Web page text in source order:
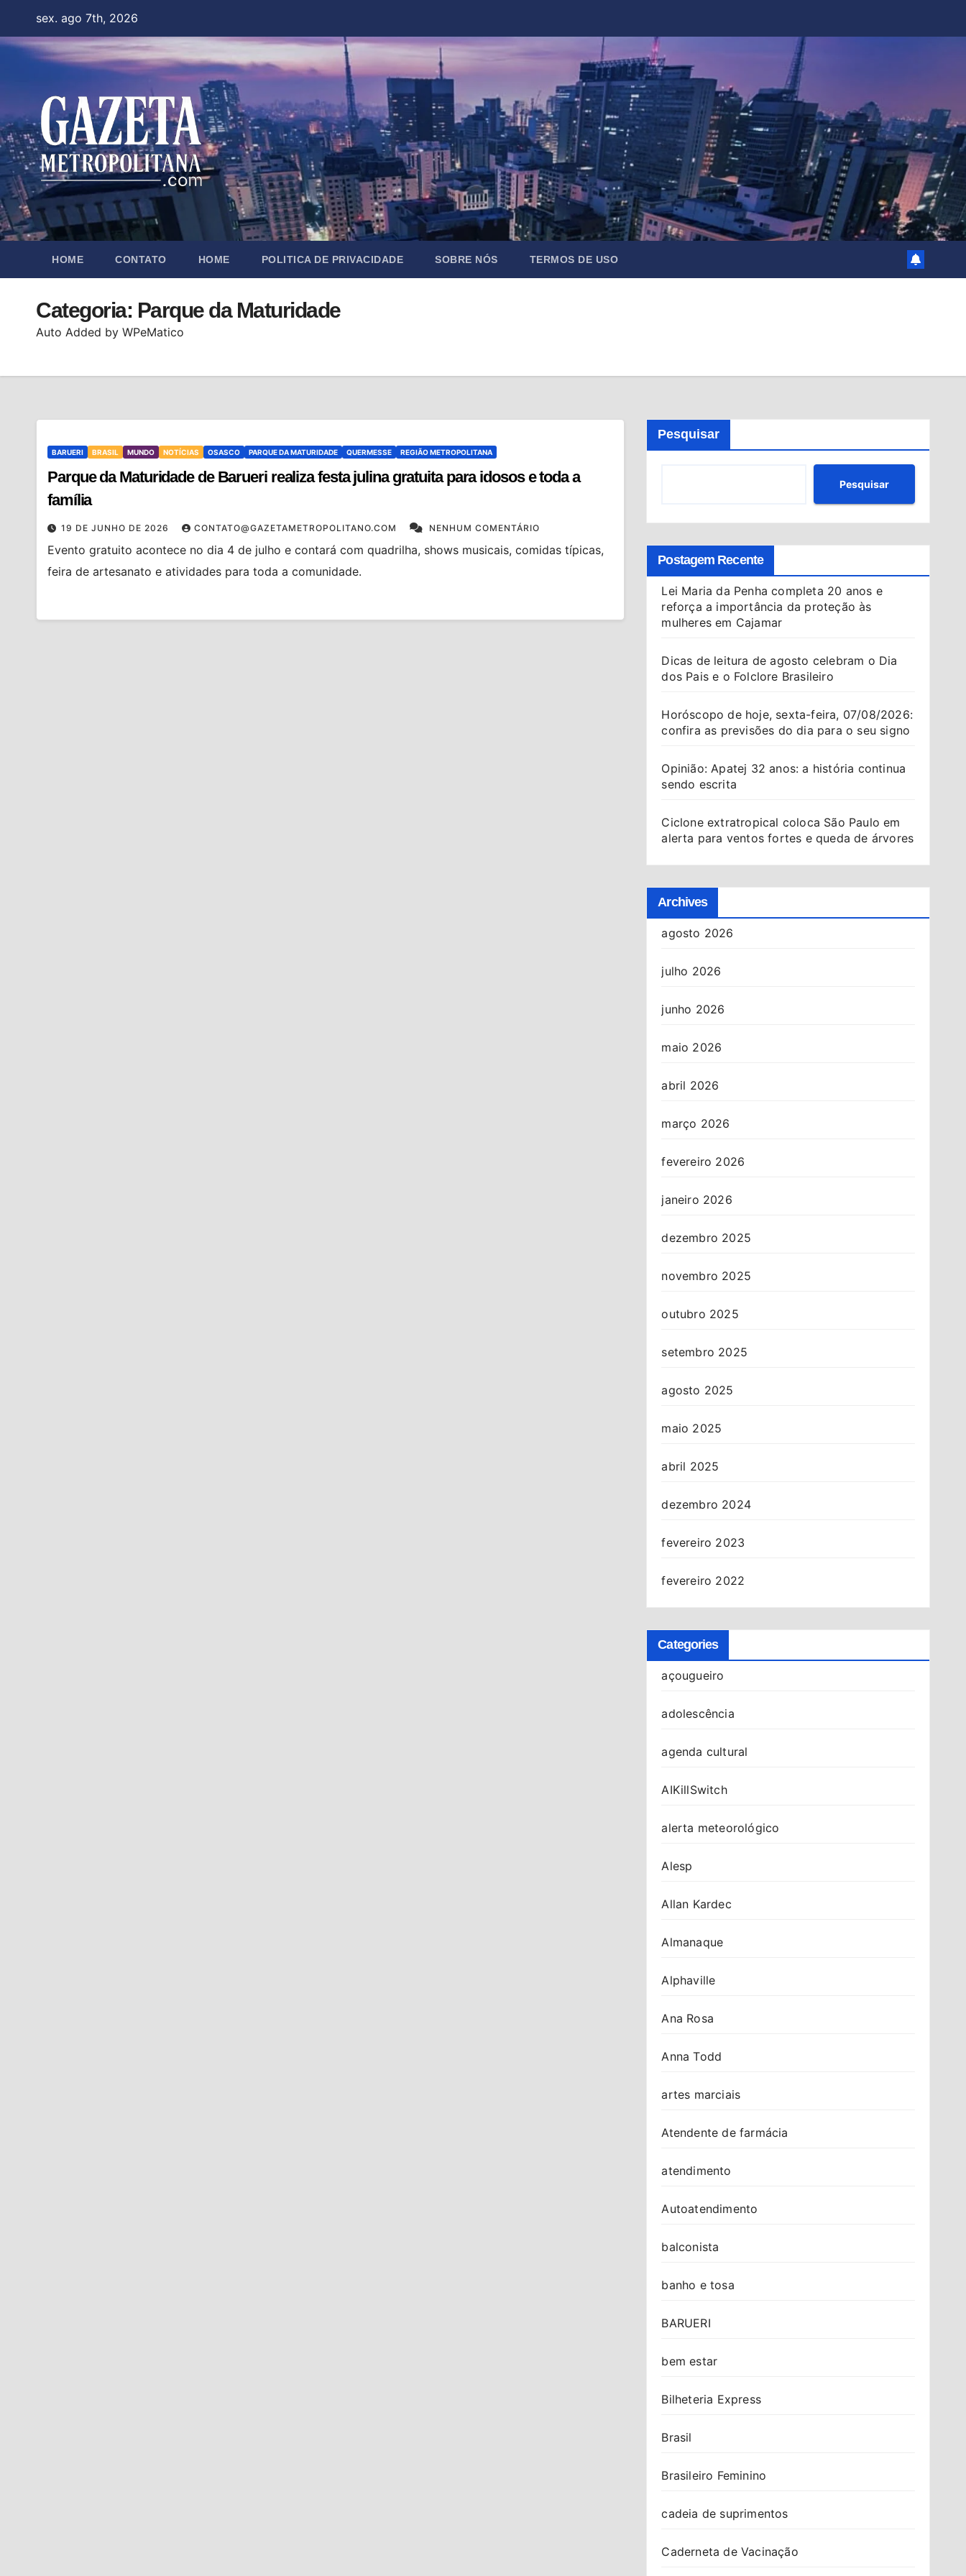
content
sex. ago 7th, 2026
HOME CONTATO HOME POLITICA DE PRIVACIDADE SOBRE NÓS TERMOS DE USO
Categoria: Parque da Maturidade
Auto Added by WPeMatico
BARUERI BRASIL MUNDO NOTÍCIAS OSASCO PARQUE DA MATURIDADE QUERMESSE REGIÃO METROPOLITANA
Parque da Maturidade de Barueri realiza festa julina gratuita para idosos e toda a
família
19 DE JUNHO DE 2026 CONTATO@GAZETAMETROPOLITANO.COM NENHUM COMENTÁRIO
Evento gratuito acontece no dia 4 de julho e contará com quadrilha, shows musicais, comidas típicas,
feira de artesanato e atividades para toda a comunidade.
Pesquisar
Pesquisar
Postagem Recente
Lei Maria da Penha completa 20 anos e
reforça a importância da proteção às
mulheres em Cajamar
Dicas de leitura de agosto celebram o Dia
dos Pais e o Folclore Brasileiro
Horóscopo de hoje, sexta-feira, 07/08/2026:
confira as previsões do dia para o seu signo
Opinião: Apatej 32 anos: a história continua
sendo escrita
Ciclone extratropical coloca São Paulo em
alerta para ventos fortes e queda de árvores
Archives
agosto 2026
julho 2026
junho 2026
maio 2026
abril 2026
março 2026
fevereiro 2026
janeiro 2026
dezembro 2025
novembro 2025
outubro 2025
setembro 2025
agosto 2025
maio 2025
abril 2025
dezembro 2024
fevereiro 2023
fevereiro 2022
Categories
açougueiro
adolescência
agenda cultural
AIKillSwitch
alerta meteorológico
Alesp
Allan Kardec
Almanaque
Alphaville
Ana Rosa
Anna Todd
artes marciais
Atendente de farmácia
atendimento
Autoatendimento
balconista
banho e tosa
BARUERI
bem estar
Bilheteria Express
Brasil
Brasileiro Feminino
cadeia de suprimentos
Caderneta de Vacinação